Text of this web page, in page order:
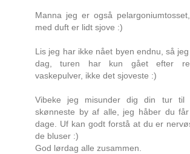
Manna jeg er også
med duft er lidt sjove :)
Lis jeg har ikke nået byen endnu, så
dag, turen har kun gået efter
vaskepulver, ikke det sjoveste :)
Vibeke jeg misunder dig din tur til
skønneste by af alle, jeg håber du
dage. Uf kan godt forstå at du er
de bluser :)
God lørdag alle zusammen.